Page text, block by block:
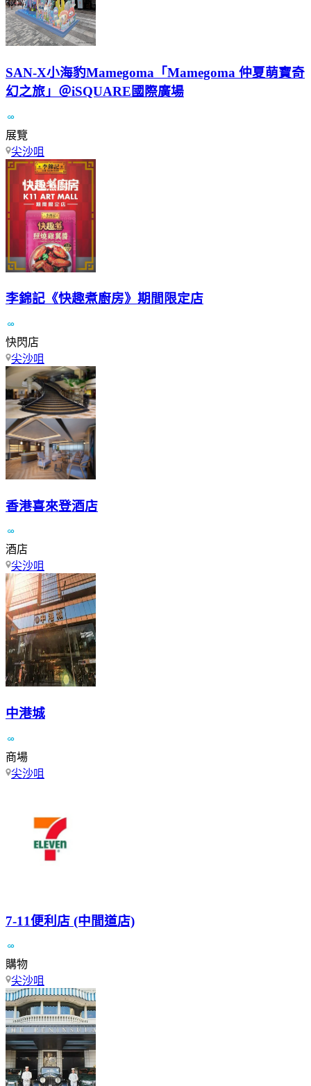
SAN-X小海豹Mamegoma「Mamegoma 仲夏萌寶奇
幻之旅」＠iSQUARE國際廣場
展覽
尖沙咀
李錦記《快趣煮廚房》期間限定店
快閃店
尖沙咀
香港喜來登酒店
酒店
尖沙咀
中港城
商場
尖沙咀
7-11便利店 (中間道店)
購物
尖沙咀